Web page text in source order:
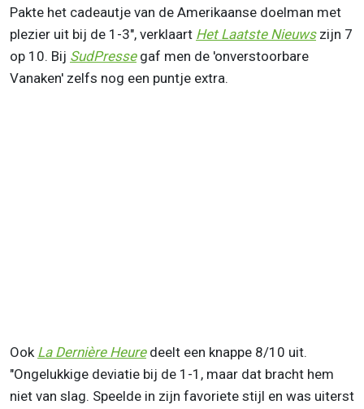
Pakte het cadeautje van de Amerikaanse doelman met
plezier uit bij de 1-3", verklaart Het Laatste Nieuwszijn 7
op 10. Bij SudPressegaf men de 'onverstoorbare
Vanaken' zelfs nog een puntje extra.
Ook La Dernière Heuredeelt een knappe 8/10 uit.
"Ongelukkige deviatie bij de 1-1, maar dat bracht hem
niet van slag. Speelde in zijn favoriete stijl en was uiterst